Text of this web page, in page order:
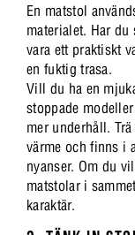
En matstol
materialet. Har
vara ett praktiskt
en fuktig trasa.
Vill du ha en
stoppade
mer underhåll.
värme och finns i
nyanser. Om du
matstolar i
karaktär.